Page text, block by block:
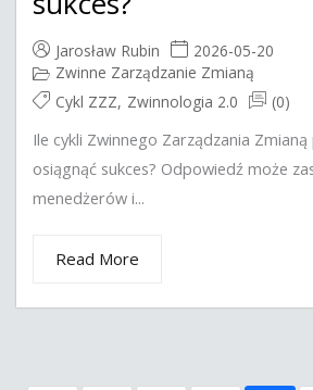
Jarosław Rubin
2026-05-20
Zwinne Zarządzanie Zmianą
Cykl ZZZ, Zwinnologia 2.0 (0)
Ile cykli Zwinnego Zarządzania
osiągnąć sukces? Odpowiedź może
menedżerów i...
Read More